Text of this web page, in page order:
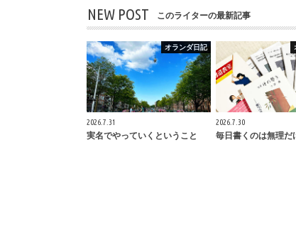
NEW POST このライターの最新記事
オランダ日記
2026.7.31
実名でやっていくということ
2026.7.30
毎日書くのは無理だ